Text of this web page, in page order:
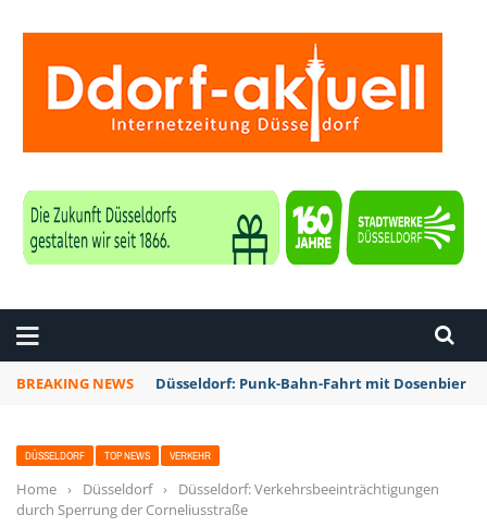
BREAKING NEWS Düsseldorf: Punk-Bahn-Fahrt mit Dosenbier
DÜSSELDORF TOP NEWS VERKEHR
Home › Düsseldorf ›
Düsseldorf: Verkehrsbeeinträchtigungen
durch Sperrung der Corneliusstraße